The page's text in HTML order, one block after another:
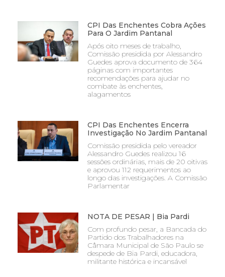
CPI Das Enchentes Cobra Ações
Para O Jardim Pantanal
Após oito meses de trabalho,
Comissão presidida por Alessandro
Guedes aprova documento de 364
páginas com importantes
recomendações para ajudar no
combate às enchentes,
alagamentos
CPI Das Enchentes Encerra
Investigação No Jardim Pantanal
Comissão presidida pelo vereador
Alessandro Guedes realizou 16
sessões ordinárias, mais de 20 oitivas
e aprovou 112 requerimentos ao
longo das investigações. A Comissão
Parlamentar
NOTA DE PESAR | Bia Pardi
Com profundo pesar, a Bancada do
Partido dos Trabalhadores na
Câmara Municipal de São Paulo se
despede de Bia Pardi, educadora,
militante histórica e incansável